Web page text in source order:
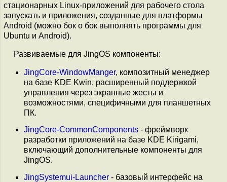
стационарных Linux-приложений для рабочего стола
запускать и приложения, созданные для платформы
Android (можно бок о бок выполнять программы для
Ubuntu и Android).
Развиваемые для JingOS компоненты:
JingCore-WindowManger, композитный менеджер
на базе KDE Kwin, расширенный поддержкой
управления через экранные жесты и
возможностями, специфичными для планшетных
ПК.
JingCore-CommonComponents - фреймворк
разработки приложений на базе KDE Kirigami,
включающий дополнительные компоненты для
JingOS.
JingSystemui-Launcher - базовый интерфейс на